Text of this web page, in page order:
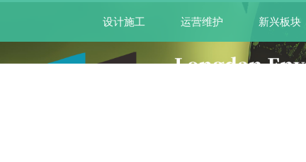
设计施工 运营维护 新兴板块